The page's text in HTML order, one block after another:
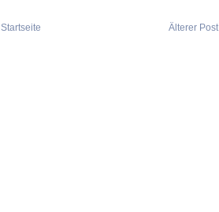
Älterer Post
Startseite